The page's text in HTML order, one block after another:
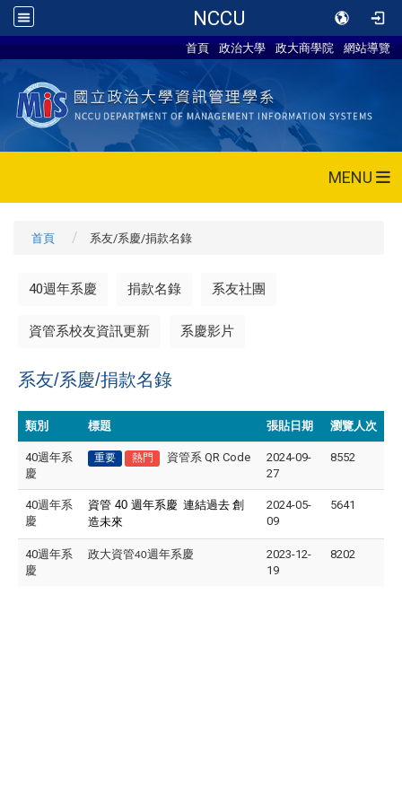
NCCU
首頁 政治大學 政大商學院 網站導覽
MENU
首頁 系友/系慶/捐款名錄
40週年系慶 捐款名錄 系友社團
資管系校友資訊更新 系慶影片
系友/系慶/捐款名錄
類別 標題 張貼日期 瀏覽人次
40週年系
慶
重要 熱門 資管系 QR Code
2024-09-
27
8552
40週年系
慶
資管 40 週年系慶 連結過去 創
造未來
2024-05-
09
5641
40週年系
慶
政大資管40週年系慶
2023-12-
19
8202